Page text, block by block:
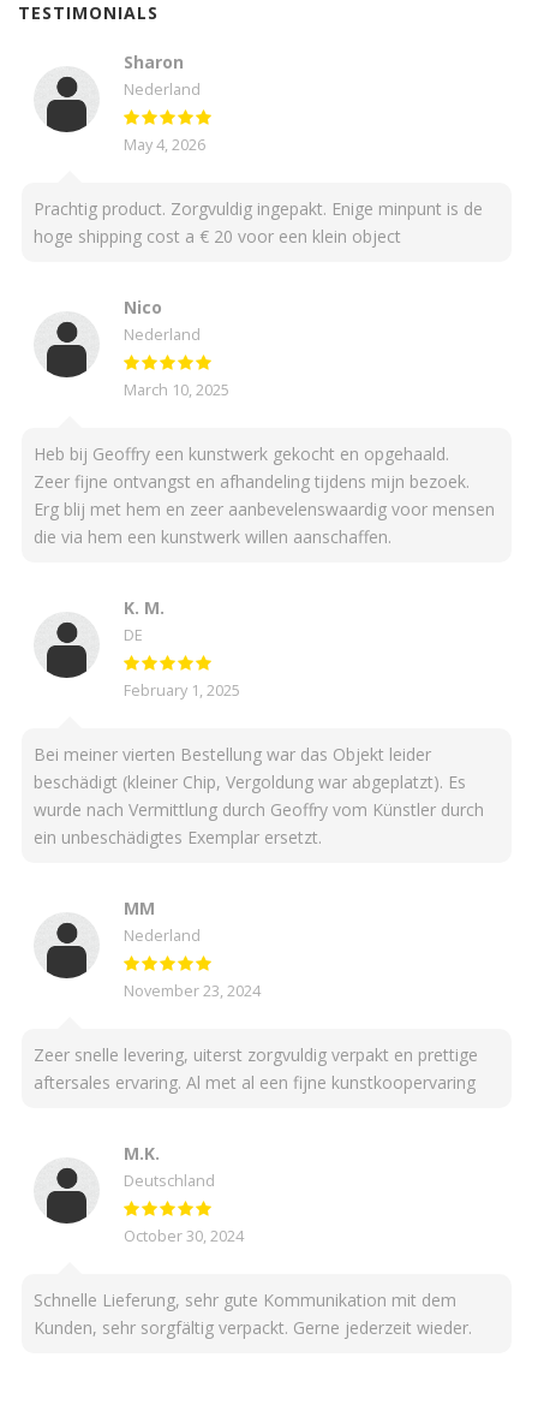
TESTIMONIALS
Sharon
Nederland
May 4, 2026
Prachtig product. Zorgvuldig ingepakt. Enige minpunt is de
hoge shipping cost a € 20 voor een klein object
Nico
Nederland
March 10, 2025
Heb bij Geoffry een kunstwerk gekocht en opgehaald.
Zeer fijne ontvangst en afhandeling tijdens mijn bezoek.
Erg blij met hem en zeer aanbevelenswaardig voor mensen
die via hem een kunstwerk willen aanschaffen.
K. M.
DE
February 1, 2025
Bei meiner vierten Bestellung war das Objekt leider
beschädigt (kleiner Chip, Vergoldung war abgeplatzt). Es
wurde nach Vermittlung durch Geoffry vom Künstler durch
ein unbeschädigtes Exemplar ersetzt.
MM
Nederland
November 23, 2024
Zeer snelle levering, uiterst zorgvuldig verpakt en prettige
aftersales ervaring. Al met al een fijne kunstkoopervaring
M.K.
Deutschland
October 30, 2024
Schnelle Lieferung, sehr gute Kommunikation mit dem
Kunden, sehr sorgfältig verpackt. Gerne jederzeit wieder.